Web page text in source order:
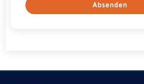
Absenden